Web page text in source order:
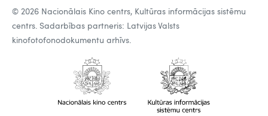
© 2026 Nacionālais Kino centrs, Kultūras informācijas sistēmu
centrs. Sadarbības partneris: Latvijas Valsts
kinofotofonodokumentu arhīvs.